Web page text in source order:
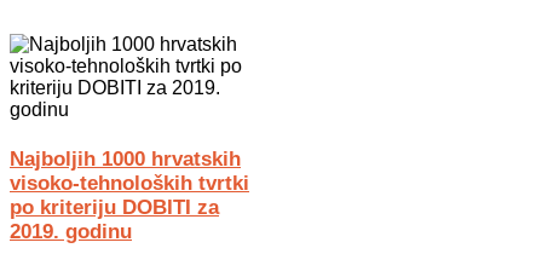
Najboljih 1000 hrvatskih
visoko-tehnoloških tvrtki
po kriteriju DOBITI za
2019. godinu